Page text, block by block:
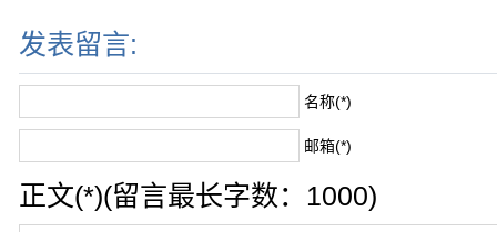
发表留言:
名称(*)
邮箱(*)
正文(*)(留言最长字数：1000)